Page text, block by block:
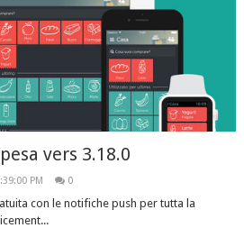
vers 3.18.0
PM 0
con le notifiche push per tutta la